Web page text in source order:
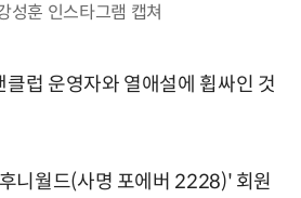
성훈 인스타그램 캡쳐
럽 운영자와 열애설에 휩싸인 것
니월드(사명 포에버 2228)' 회원